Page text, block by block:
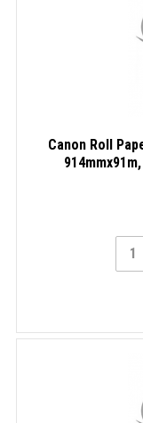
Canon Roll